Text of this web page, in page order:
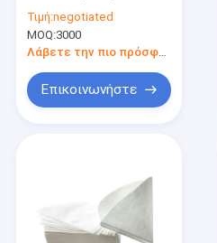
Περίπου εμείς
της Λευκής Βίβλου
φίλτρων καφέ V60
Τιμή:negotiated
MOQ:3000
Λάβετε την πιο πρόσφατη τιμή
Επικοινωνήστε